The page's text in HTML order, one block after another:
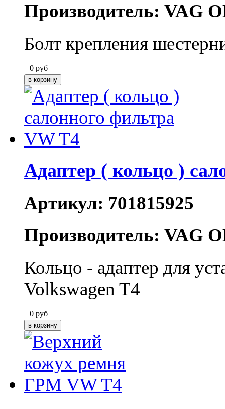
Производитель: VAG
Болт крепления
0 руб
Адаптер ( кольцо )
Артикул: 701815925
Производитель: VAG
Кольцо - адаптер для
Volkswagen T4
0 руб